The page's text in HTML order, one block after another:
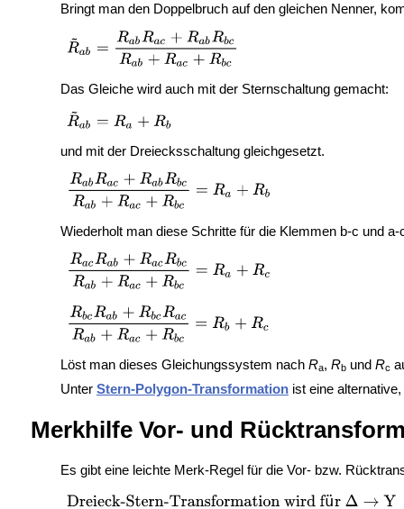
Bringt man den Doppelbruch auf den gleichen Nenner,
Das Gleiche wird auch mit der Sternschaltung gemacht:
und mit der Dreiecksschaltung gleichgesetzt.
Wiederholt man diese Schritte für die Klemmen b-c und
Löst man dieses Gleichungssystem nach Ra, Rbund Rc
Unter Stern-Polygon-Transformationist eine alternative,
Merkhilfe Vor- und
Es gibt eine leichte Merk-Regel für die Vor- bzw.